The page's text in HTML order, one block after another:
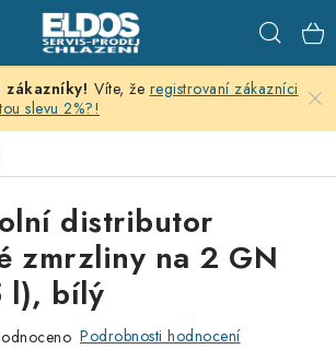
Víte, že registrovaní zákazníci
slevu 2%?!
distributor
zmrzliny na 2 GN
l), bílý
Podrobnosti hodnocení